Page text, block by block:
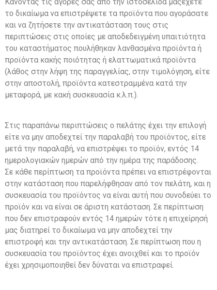
το δικαίωμα να επιστρέψετε τα προϊόντα που αγοράσατε
και να ζητήσετε την αντικατάσταση τους στις
περιπτώσεις στις οποίες με αποδεδειγμένη υπαιτιότητα
του καταστήματος πουλήθηκαν λανθασμένα προϊόντα ή
προϊόντα κακής ποιότητας ή ελαττωματικά προϊόντα
(λάθος στην λήψη της παραγγελίας, στην τιμολόγηση, είτε
στην αποστολή, προϊόντα κατεστραμμένα κατά την
μεταφορά, με κακή συσκευασία κ.λ.π.).
Στις παραπάνω περιπτώσεις ο πελάτης έχει την επιλογή
είτε να μην αποδεχτεί την παραλαβή του προϊόντος, είτε
μετά την παραλαβή, να επιστρέψει το προϊόν, εντός 14
ημερολογιακών ημερών από την ημέρα της παράδοσης.
Σε κάθε περίπτωση τα προϊόντα πρέπει να επιστρέφονται
στην κατάσταση που παρελήφθησαν από τον πελάτη, και η
συσκευασία του προϊόντος να είναι αυτή που συνοδεύει το
προϊόν και να είναι σε άριστη κατάσταση. Σε περίπτωση
που δεν επιστραφούν εντός 14 ημερών τότε η επιχείρησή
μας διατηρεί το δικαίωμα να μην αποδεχτεί την
επιστροφή και την αντικατάσταση. Σε περίπτωση που η
συσκευασία του προϊόντος έχει ανοιχθεί και το προϊόν
έχει χρησιμοποιηθεί δεν δύναται να επιστραφεί.